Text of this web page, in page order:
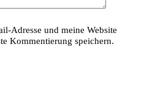
Adresse und meine Website
Kommentierung speichern.